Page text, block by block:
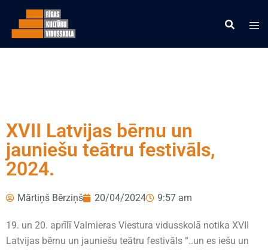
XVII Latvijas bērnu un
jauniešu teātru festivāls,
2024.
Mārtiņš Bērziņš 20/04/2024 9:57 am
19. un 20. aprīlī Valmieras Viestura vidusskolā notika XVII
Latvijas bērnu un jauniešu teātru festivāls “..un es iešu un